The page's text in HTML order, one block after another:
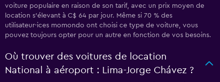
voiture populaire en raison de son tarif, avec un prix moyen de
location s'élevant à C$ 64 par jour. Même si 70 % des
utilisateur·ices momondo ont choisi ce type de voiture, vous
pouvez toujours opter pour un autre en fonction de vos besoins.
Où trouver des voitures de location
National à aéroport : Lima-Jorge Chávez ?